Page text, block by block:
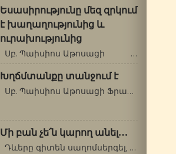
Եսասիրությունը մեզ զրկում
է խաղաղությունից և
ուրախությունից
Սբ. Պաիսիոս Աթոսացի …
Խղճմտանքը տանջում է
Սբ. Պաիսիոս Աթոսացի Ֆրանսիայում,…
Մի բան չե՛ն կարող անել…
Դևերը գիտեն սաղոմսերգել, աշխարհի…